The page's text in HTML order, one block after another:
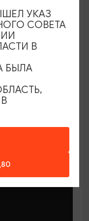
Елены
УКАЗ
СОВЕТА
В
БЫЛА